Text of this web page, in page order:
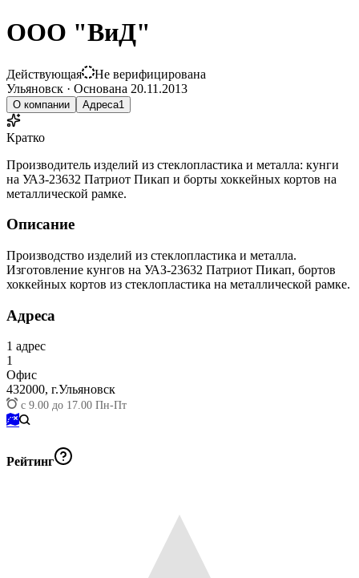
ООО "ВиД"
Действующая
Не верифицирована
Ульяновск · Основана 20.11.2013
О компании Адреса1
Кратко
Производитель изделий из стеклопластика и металла: кунги
на УАЗ-23632 Патриот Пикап и борты хоккейных кортов на
металлической рамке.
Описание
Производство изделий из стеклопластика и металла.
Изготовление кунгов на УАЗ-23632 Патриот Пикап, бортов
хоккейных кортов из стеклопластика на металлической рамке.
Адреса
1 адрес
1
Офис
432000, г.Ульяновск
с 9.00 до 17.00 Пн-Пт
Рейтинг